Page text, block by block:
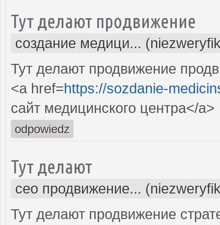
Тут делают продвижение
создание медици...
Тут делают продвижение
<a href=https://sozdanie-
сайт медицинского центра</a>
odpowiedz
Тут делают
сео продвижение...
Тут делают продвижение